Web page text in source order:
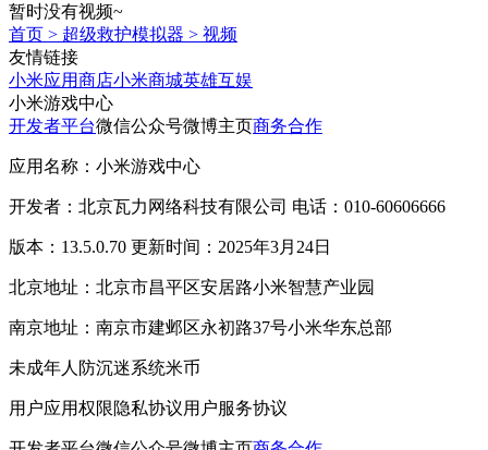
暂时没有视频~
首页 > 超级救护模拟器 > 视频
友情链接
小米应用商店小米商城英雄互娱
小米游戏中心
开发者平台微信公众号微博主页商务合作
应用名称：小米游戏中心
开发者：北京瓦力网络科技有限公司 电话：010-60606666
版本：13.5.0.70 更新时间：2025年3月24日
北京地址：北京市昌平区安居路小米智慧产业园
南京地址：南京市建邺区永初路37号小米华东总部
未成年人防沉迷系统米币
用户应用权限隐私协议用户服务协议